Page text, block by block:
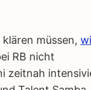
müssen,
RB nicht
zeitnah